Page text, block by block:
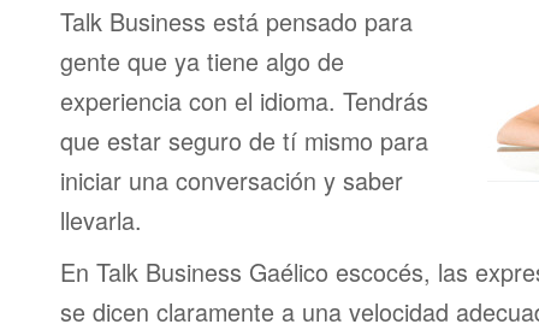
Talk Business está pensado para
gente que ya tiene algo de
experiencia con el idioma. Tendrás
que estar seguro de tí mismo para
iniciar una conversación y saber
llevarla.
En Talk Business Gaélico escocés, las
se dicen claramente a una velocidad